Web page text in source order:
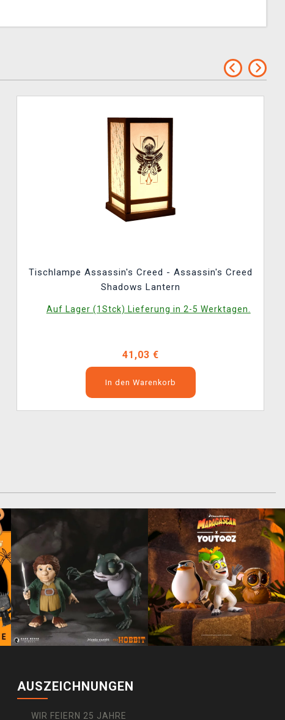
Tischlampe Assassin's Creed - Assassin's Creed
Shadows Lantern
Auf Lager (1Stck) Lieferung in 2-5 Werktagen.
41,03 €
In den Warenkorb
AUSZEICHNUNGEN
WIR FEIERN 25 JAHRE